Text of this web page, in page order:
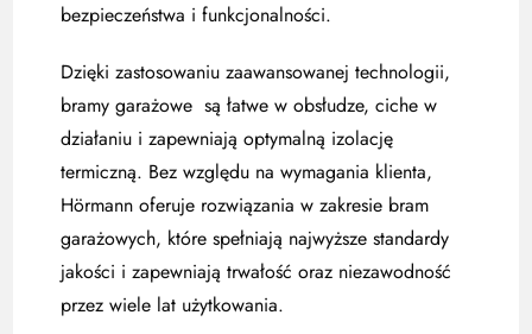
bezpieczeństwa i funkcjonalności.
Dzięki zastosowaniu zaawansowanej technologii,
bramy garażowe są łatwe w obsłudze, ciche w
działaniu i zapewniają optymalną izolację
termiczną. Bez względu na wymagania klienta,
Hörmann oferuje rozwiązania w zakresie bram
garażowych, które spełniają najwyższe standardy
jakości i zapewniają trwałość oraz niezawodność
przez wiele lat użytkowania.